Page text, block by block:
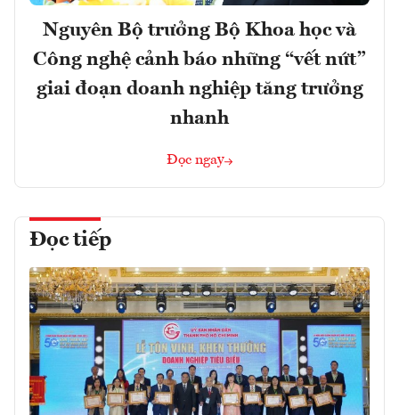
Nguyên Bộ trưởng Bộ Khoa học và
Công nghệ cảnh báo những “vết nứt”
giai đoạn doanh nghiệp tăng trưởng
nhanh
Đọc ngay
Đọc tiếp